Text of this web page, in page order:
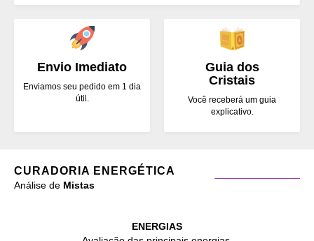
Envio Imediato
Enviamos seu pedido em 1 dia
útil.
Guia dos
Cristais
Você receberá um guia
explicativo.
CURADORIA ENERGÉTICA
Análise de Mistas
ENERGIAS